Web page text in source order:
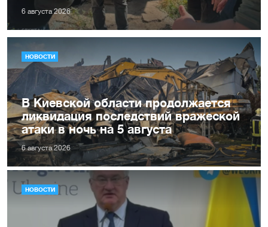
6 августа 2026
НОВОСТИ
В Киевской области продолжается
ликвидация последствий вражеской
атаки в ночь на 5 августа
6 августа 2026
НОВОСТИ